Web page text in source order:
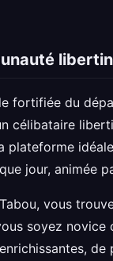
fortifiée du
célibataire
plateforme
jour, animée
vous
soyez novice